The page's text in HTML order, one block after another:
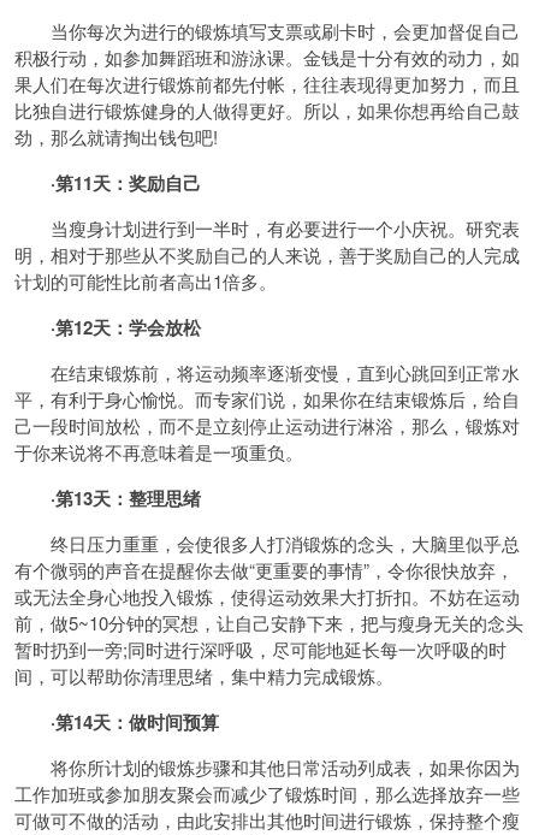
当你每次为进行的锻炼填写支票或刷卡时，会更加督促自己
积极行动，如参加舞蹈班和游泳课。金钱是十分有效的动力，如
果人们在每次进行锻炼前都先付帐，往往表现得更加努力，而且
比独自进行锻炼健身的人做得更好。所以，如果你想再给自己鼓
劲，那么就请掏出钱包吧!
·第11天：奖励自己
当瘦身计划进行到一半时，有必要进行一个小庆祝。 研究表
明，相对于那些从不奖励自己的人来说，善于奖励自己的人完成
计划的可能性比前者高出1倍多。
·第12天：学会放松
在结束锻炼前，将运动频率逐渐变慢，直到心跳回到正常水
平，有利于身心愉悦。而专家们说，如果你在结束锻炼后，给自
己一段时间放松，而不是立刻停止运动进行淋浴，那么，锻炼对
于你来说将不再意味着是一项重负。
·第13天：整理思绪
终日压力重重，会使很多人打消锻炼的念头，大脑里似乎总
有个微弱的声音在提醒你去做“更重要的事情”，令你很快放弃，
或无法全身心地投入锻炼，使得运动效果大打折扣。不妨在运动
前 ，做5~10分钟的冥想，让自己安静下来，把与瘦身无关的念头
暂时扔到一旁;同时进行深呼吸，尽可能地延长每一次呼吸的时
间，可以帮助你清理思绪，集中精力完成锻炼。
·第14天：做时间预算
将你所计划的锻炼步骤和其他日常活动列成表，如果你因为
工作加班或参加朋友聚会而减少了锻炼时间，那么选择放弃一些
可做可不做的活动，由此安排出其他时间进行锻炼，保持整个瘦